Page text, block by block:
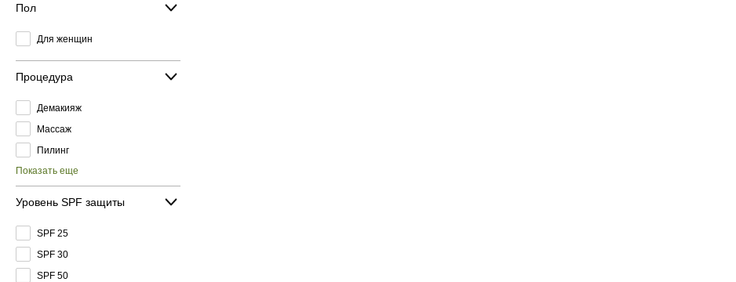
Пол
Для женщин
Процедура
Демакияж
Массаж
Пилинг
Показать еще
Уровень SPF защиты
SPF 25
SPF 30
SPF 50